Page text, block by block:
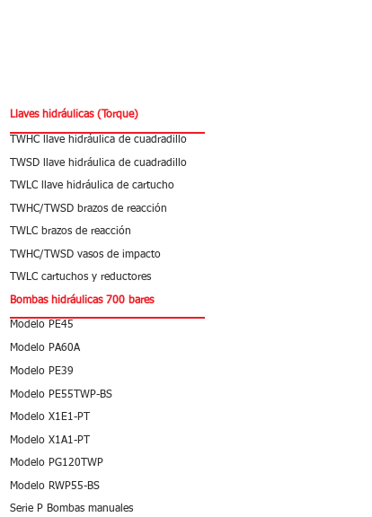
Llaves hidráulicas (Torque)
TWHC llave hidráulica de cuadradillo
TWSD llave hidráulica de cuadradillo
TWLC llave hidráulica de cartucho
TWHC/TWSD brazos de reacción
TWLC brazos de reacción
TWHC/TWSD vasos de impacto
TWLC cartuchos y reductores
Bombas hidráulicas 700 bares
Modelo PE45
Modelo PA60A
Modelo PE39
Modelo PE55TWP-BS
Modelo X1E1-PT
Modelo X1A1-PT
Modelo PG120TWP
Modelo RWP55-BS
Serie P Bombas manuales